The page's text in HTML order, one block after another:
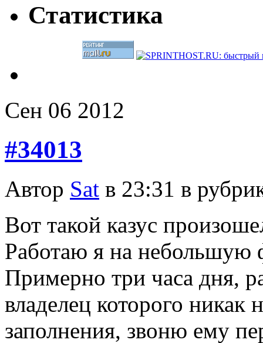
Статистика
Сен 06 2012
#34013
Автор Sat в 23:31 в
Вот такой казус
Работаю я на
Примерно три часа дня,
владелец которого никак
заполнения, звоню ему